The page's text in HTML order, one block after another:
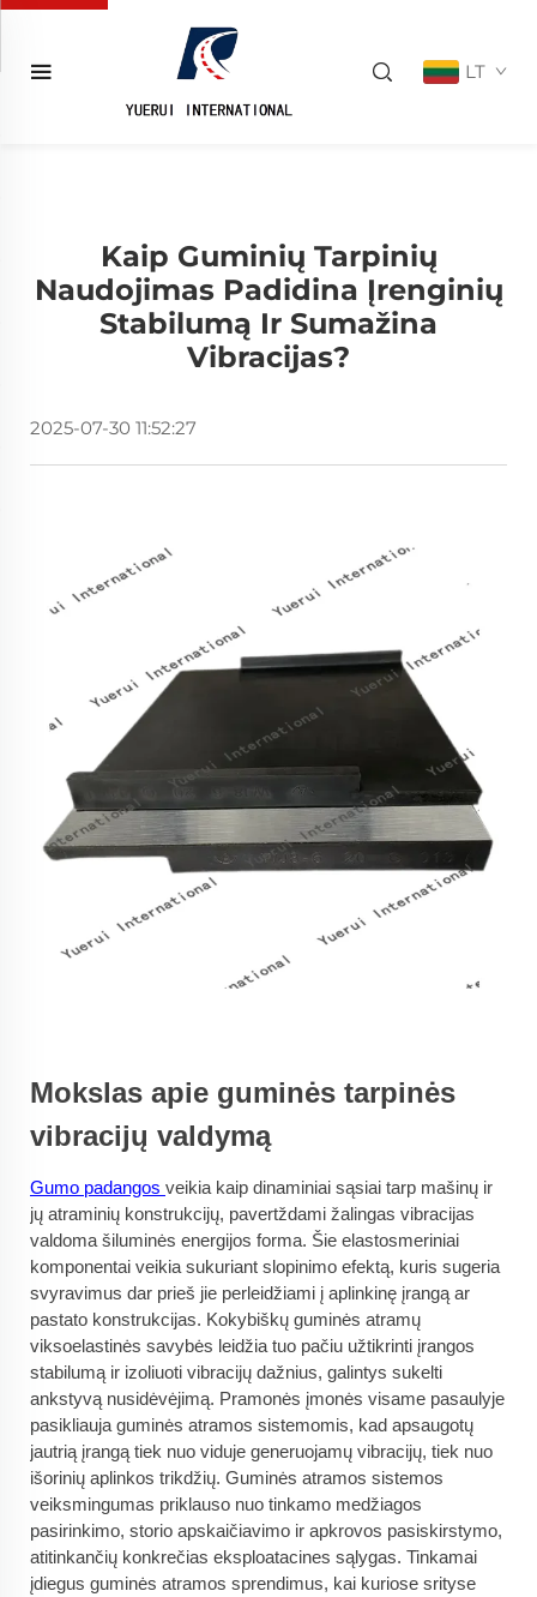
LT
Kaip Guminių Tarpinių
Naudojimas Padidina Įrenginių
Stabilumą Ir Sumažina
Vibracijas?
2025-07-30 11:52:27
Mokslas apie guminės tarpinės
vibracijų valdymą
Gumo padangos veikia kaip dinaminiai sąsiai tarp mašinų ir
jų atraminių konstrukcijų, pavertždami žalingas vibracijas
valdoma šiluminės energijos forma. Šie elastosmeriniai
komponentai veikia sukuriant slopinimo efektą, kuris sugeria
svyravimus dar prieš jie perleidžiami į aplinkinę įrangą ar
pastato konstrukcijas. Kokybiškų guminės atramų
viksoelastinės savybės leidžia tuo pačiu užtikrinti įrangos
stabilumą ir izoliuoti vibracijų dažnius, galintys sukelti
ankstyvą nusidėvėjimą. Pramonės įmonės visame pasaulyje
pasikliauja guminės atramos sistemomis, kad apsaugotų
jautrią įrangą tiek nuo viduje generuojamų vibracijų, tiek nuo
išorinių aplinkos trikdžių. Guminės atramos sistemos
veiksmingumas priklauso nuo tinkamo medžiagos
pasirinkimo, storio apskaičiavimo ir apkrovos pasiskirstymo,
atitinkančių konkrečias eksploatacines sąlygas. Tinkamai
įdiegus guminės atramos sprendimus, kai kuriose srityse